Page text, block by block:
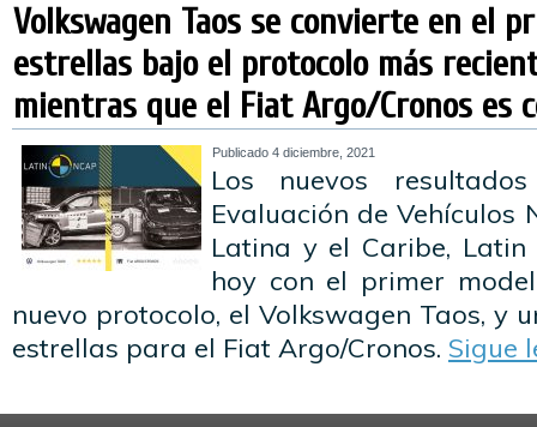
Volkswagen Taos se convierte en el
estrellas bajo el protocolo más
mientras que el Fiat Argo/Cronos es
Publicado 4 diciembre, 2021
Los nuevos
Evaluación de Vehículos
Latina y el Caribe, Latin
hoy con el primer
nuevo protocolo, el Volkswagen Taos, y
estrellas para el Fiat Argo/Cronos. Sigue